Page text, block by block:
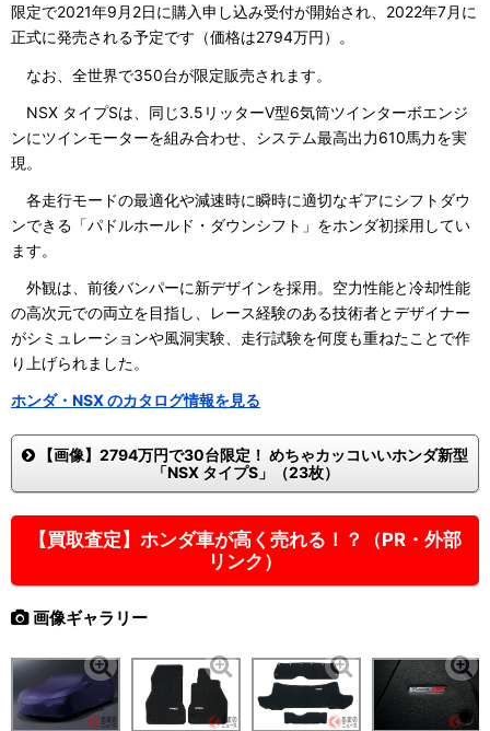
限定で2021年9月2日に購入申し込み受付が開始され、2022年7月に
正式に発売される予定です（価格は2794万円）。
なお、全世界で350台が限定販売されます。
NSX タイプSは、同じ3.5リッターV型6気筒ツインターボエンジ
ンにツインモーターを組み合わせ、システム最高出力610馬力を実
現。
各走行モードの最適化や減速時に瞬時に適切なギアにシフトダウ
ンできる「パドルホールド・ダウンシフト」をホンダ初採用してい
ます。
外観は、前後バンパーに新デザインを採用。空力性能と冷却性能
の高次元での両立を目指し、レース経験のある技術者とデザイナー
がシミュレーションや風洞実験、走行試験を何度も重ねたことで作
り上げられました。
ホンダ・NSX のカタログ情報を見る
【画像】2794万円で30台限定！ めちゃカッコいいホンダ新型
「NSX タイプS」（23枚）
【買取査定】ホンダ車が高く売れる！？（PR・外部
リンク）
画像ギャラリー